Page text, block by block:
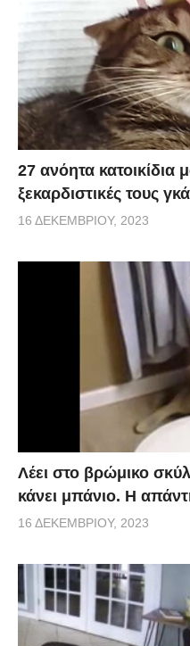
27 ανόητα κατοικίδια
ξεκαρδιστικές τους
16 ΔΕΚΕΜΒΡΊΟΥ, 2023
Λέει στο βρώμικο
κάνει μπάνιο. Η
16 ΔΕΚΕΜΒΡΊΟΥ, 2023